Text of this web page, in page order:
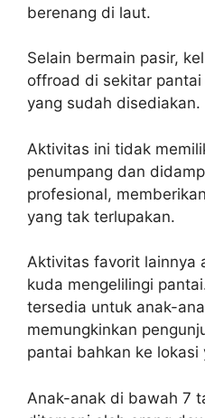
berenang di laut.
Selain bermain pasir,
offroad di sekitar
yang sudah disediakan.
Aktivitas ini tidak
penumpang dan
profesional,
yang tak terlupakan.
Aktivitas favorit lainnya
kuda mengelilingi
tersedia untuk anak-
memungkinkan
pantai bahkan ke lokasi
Anak-anak di bawah 7